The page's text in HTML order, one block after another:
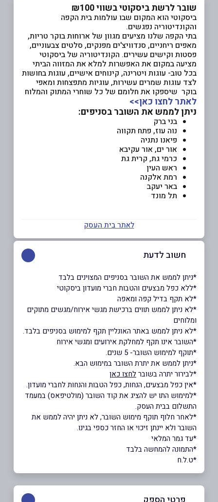
שובר לרשת ביסקוטי בשווי ₪100
ביסקוטי הוא המקום שבו עולמות בית הקפה
והקונדיטוריה נפגשים.
בתי הקפה שלנו מציעים מגוון של ארוחות בוקר טריות,
מאפים ריחניים, סנדוויצ'ים מפנקים, סלטים צבעוניים,
פסטות וקישים עשירים. הקונדיטוריה של ביסקוטי
מציעה במקום את האפשרות למלא את המזווה הביתי
בכל טוב- עוגות ויטרינה, קינוחים אישיים, עוגות בחושות
לצד עוגות שמרים עשירות, עוגיות מתפצחות ומאפי
בוקר שיספקו את חלומם של כל שוחרי המתוק והמלוח
לאתר לחצו כאן>>
ניתן לממש את השובר בסניפים:
בני ברק
נוה עוז, פתח תקווה
פיאנו נתניה
אור ים, אור עקיבא
כרמי גת, קרית גת
ראש העין
רמת אלקנה
באר יעקב
תל מונד
לאתר בית העסק
חשוב לדעת
*ניתן לממש את השובר בסניפים המצוינים בלבד
*ללא כפל מבצעים והטבות חברי מועדון ביסקוטי
*לא תקף בדיל קפה ומאפה
*לא ניתן לממש תווים ברכישת מגשי אירוח/מגשים מתוקים
ומלוחים
*לא ניתן לממש באתר האונליין תקף למימוש בסניפים בלבד.
*השובר אינו תקף למחלקת אירועים ומגשי אירוח
*תוקף למימוש השובר- 5 שנים.
*ניתן לממש את יתרת השובר במימוש הבא.
*לבירור יתרה בשוברלחצו כאן
*אין כפל מבצעים, הנחות, כפל הטבות והנחות לחברי מועדון.
*למימוש התו יש להציג את קוד השובר (מולטיפאס) במעמד
התשלום בבית העסק.
*לאחר חלוף תוקף מימוש השובר, לא ניתן יהיה לממש את
השובר ולא יינתן זיכוי או החזר כספי בגינו.
*עד גמר המלאי
*התמונה להמחשה בלבד
*ט.ל.ח